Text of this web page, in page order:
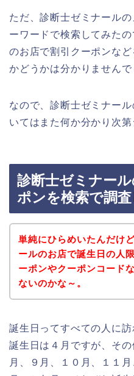
ただ、診断士ゼミナール
ーワードで検索してみた
のお店で割引クーポンな
かどうかは分かりませんで
なので、診断士ゼミナー
いてはまた何か分かり次
診断士ゼミナー
ポンを検索で調査
単純にひらめいたんだけ
ールのお店で誕生日の人
ーポンやクーポンコード
ないのかな～。
誕生日ってすべての人に
誕生日は４月ですが、そ
月、９月、１０月、１１